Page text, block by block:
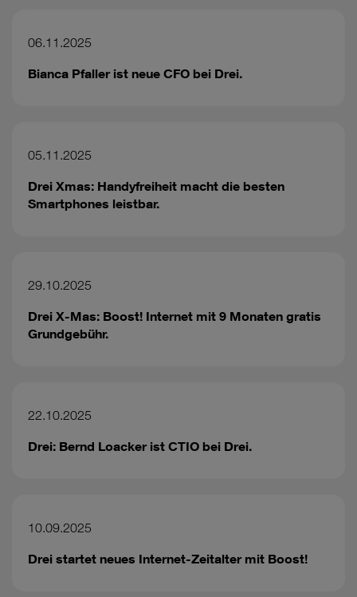
06.11.2025
Bianca Pfaller ist neue CFO bei Drei.
05.11.2025
Drei Xmas: Handyfreiheit macht die besten
Smartphones leistbar.
29.10.2025
Drei X-Mas: Boost! Internet mit 9 Monaten gratis
Grundgebühr.
22.10.2025
Drei: Bernd Loacker ist CTIO bei Drei.
10.09.2025
Drei startet neues Internet-Zeitalter mit Boost!